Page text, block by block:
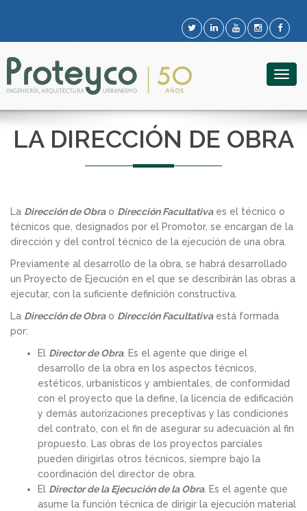
LA DIRECCIÓN DE OBRA
La Dirección de Obrao Dirección Facultativaes el técnico o
técnicos que, designados por el Promotor, se encargan de la
dirección y del control técnico de la ejecución de una obra.
Previamente al desarrollo de la obra, se habrá desarrollado
un Proyecto de Ejecución en el que se describirán las obras a
ejecutar, con la suficiente definición constructiva.
La Dirección de Obrao Dirección Facultativaestá formada
por:
El Director de Obra. Es el agente que dirige el
desarrollo de la obra en los aspectos técnicos,
estéticos, urbanísticos y ambientales, de conformidad
con el proyecto que la define, la licencia de edificación
y demás autorizaciones preceptivas y las condiciones
del contrato, con el fin de asegurar su adecuación al fin
propuesto. Las obras de los proyectos parciales
pueden dirigirlas otros técnicos, siempre bajo la
coordinación del director de obra.
El Director de la Ejecución de la Obra. Es el agente que
asume la función técnica de dirigir la ejecución material